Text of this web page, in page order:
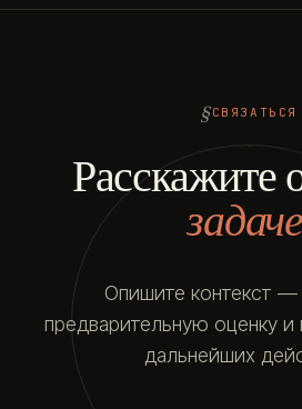
СВЯЗАТЬСЯ
Расскажите
задаче
Опишите контекст
предварительную оценку
дальнейших